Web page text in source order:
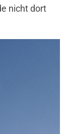
nicht dort